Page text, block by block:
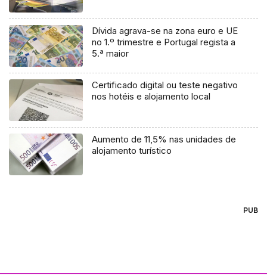
Dívida agrava-se na zona euro e UE
no 1.º trimestre e Portugal regista a
5.ª maior
Certificado digital ou teste negativo
nos hotéis e alojamento local
Aumento de 11,5% nas unidades de
alojamento turístico
PUB